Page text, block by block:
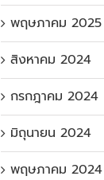
พฤษภาคม 2025
สิงหาคม 2024
กรกฎาคม 2024
มิถุนายน 2024
พฤษภาคม 2024